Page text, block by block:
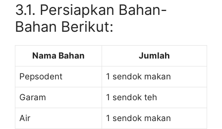
3.1. Persiapkan Bahan-
Bahan Berikut:
Nama Bahan Jumlah
Pepsodent 1 sendok makan
Garam 1 sendok teh
Air 1 sendok makan